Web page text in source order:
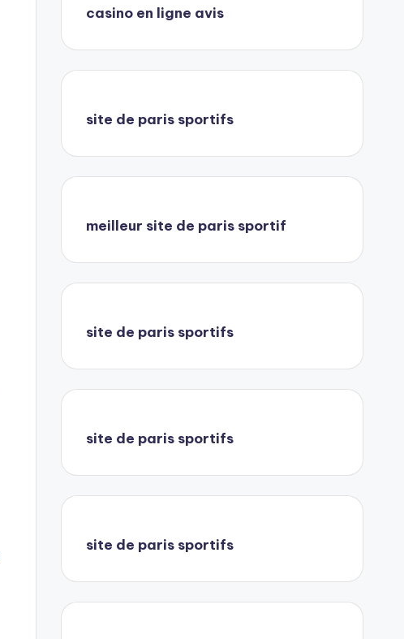
casino en ligne avis
site de paris sportifs
meilleur site de paris sportif
site de paris sportifs
site de paris sportifs
site de paris sportifs